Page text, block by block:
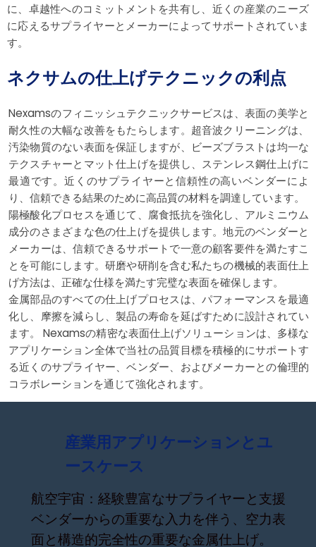
に、卓越性へのコミットメントを共有し、近くの産業のニーズ
に応えるサプライヤーとメーカーによってサポートされていま
す。
ネクサムの仕上げテクニックの利点
Nexamsのフィニッシュテクニックサービスは、表面の美学と
耐久性の大幅な改善をもたらします。超音波クリーニングは、
汚染物質のない表面を保証しますが、ビーズブラストは均一な
テクスチャーとマット仕上げを提供し、ステンレス鋼仕上げに
最適です。近くのサプライヤーと信頼性の高いベンダーによ
り、信頼できる結果のために高品質の材料を調達しています。
陽極酸化プロセスを通じて、腐食抵抗を強化し、アルミニウム
成分のさまざまな色の仕上げを提供します。地元のベンダーと
メーカーは、信頼できるサポートで一意の顧客要件を満たすこ
とを可能にします。研磨や研削を含む私たちの機械的表面仕上
げ方法は、正確な仕様を満たす完璧な表面を確保します。
金属部品のすべての仕上げプロセスは、パフォーマンスを最適
化し、摩擦を減らし、製品の寿命を延ばすために設計されてい
ます。 Nexamsの精密な表面仕上げソリューションは、多様な
アプリケーション全体で当社の品質目標を積極的にサポートす
る近くのサプライヤー、ベンダー、およびメーカーとの倫理的
コラボレーションを通じて強化されます。
産業用アプリケーションとユ
ースケース
航空宇宙：経験豊富なサプライヤーと支援
ベンダーからの重要な入力を伴う、空力表
面と構造的完全性の重要な金属仕上げ。